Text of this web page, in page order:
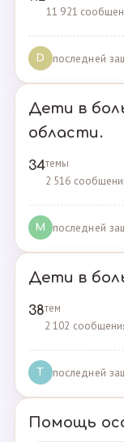
11 921
D последней
Дети в
области.
34темы
2 516
M последней
Дети в
38тем
2 102
T последней
Помощь